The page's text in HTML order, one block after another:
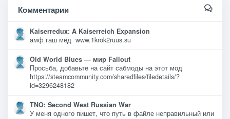
Комментарии
Kaiserredux: A Kaiserreich Expansion
амф гаш мёд www.1krok2ruus.su
Old World Blues — мир Fallout
Просьба, добавьте на сайт сабмоды на этот мод
https://steamcommunity.com/sharedfiles/filedetails/?
id=3296248182
TNO: Second West Russian War
У меня одного пишет, что путь в файле неправильный или